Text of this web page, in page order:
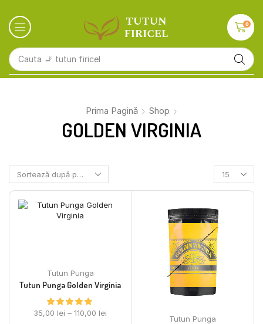
Cauta 🚬 tutun firicel
0
Prima Pagină Shop
GOLDEN VIRGINIA
Tutun Punga
Tutun Punga Golden Virginia
35,00 lei –110,00 lei
Tutun Punga